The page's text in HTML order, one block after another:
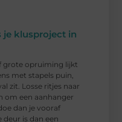
je klusproject in
grote opruiming lijkt
met stapels puin,
zit. Losse ritjes naar
om een aanhanger
dan je vooraf
is dan een